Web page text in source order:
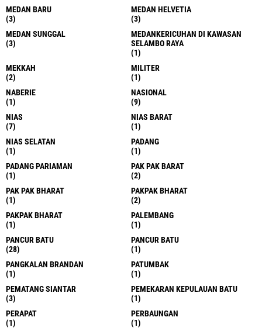
MEDAN BARU
(3)
MEDAN HELVETIA
(3)
MEDAN SUNGGAL
(3)
MEDANKERICUHAN DI KAWASAN
SELAMBO RAYA
(1)
MEKKAH
(2)
MILITER
(1)
NABERIE
(1)
NASIONAL
(9)
NIAS
(7)
NIAS BARAT
(1)
NIAS SELATAN
(1)
PADANG
(1)
PADANG PARIAMAN
(1)
PAK PAK BARAT
(2)
PAK PAK BHARAT
(1)
PAKPAK BHARAT
(2)
PAKPAK BHARAT
(1)
PALEMBANG
(1)
PANCUR BATU
(28)
PANCUR BATU
(1)
PANGKALAN BRANDAN
(1)
PATUMBAK
(1)
PEMATANG SIANTAR
(3)
PEMEKARAN KEPULAUAN BATU
(1)
PERAPAT
(1)
PERBAUNGAN
(1)